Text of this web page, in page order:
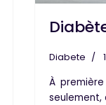
Diabete
À